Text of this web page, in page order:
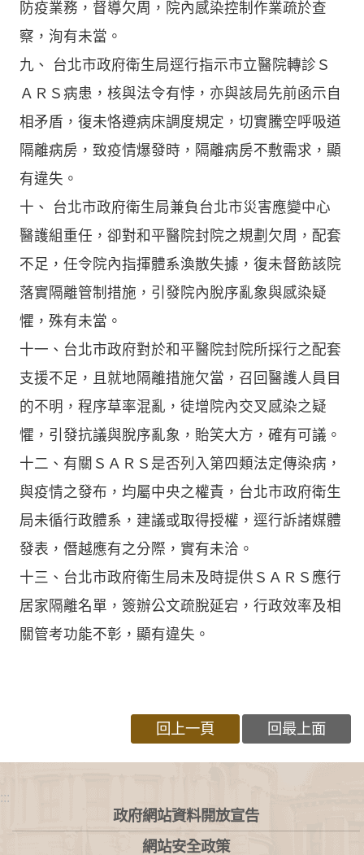
防疫業務，督導欠周，院內感染控制作業疏於查
察，洵有未當。
九、 台北市政府衛生局逕行指示市立醫院轉診Ｓ
ＡＲＳ病患，核與法令有悖，亦與該局先前函示自
相矛盾，復未恪遵病床調度規定，切實騰空呼吸道
隔離病房，致疫情爆發時，隔離病房不敷需求，顯
有違失。
十、 台北市政府衛生局兼負台北市災害應變中心
醫護組重任，卻對和平醫院封院之規劃欠周，配套
不足，任令院內指揮體系渙散失據，復未督飭該院
落實隔離管制措施，引發院內脫序亂象與感染疑
懼，殊有未當。
十一、台北市政府對於和平醫院封院所採行之配套
支援不足，且就地隔離措施欠當，召回醫護人員目
的不明，程序草率混亂，徒增院內交叉感染之疑
懼，引發抗議與脫序亂象，貽笑大方，確有可議。
十二、有關ＳＡＲＳ是否列入第四類法定傳染病，
與疫情之發布，均屬中央之權責，台北市政府衛生
局未循行政體系，建議或取得授權，逕行訴諸媒體
發表，僭越應有之分際，實有未洽。
十三、台北市政府衛生局未及時提供ＳＡＲＳ應行
居家隔離名單，簽辦公文疏脫延宕，行政效率及相
關管考功能不彰，顯有違失。
回上一頁 回最上面
:::
政府網站資料開放宣告
網站安全政策